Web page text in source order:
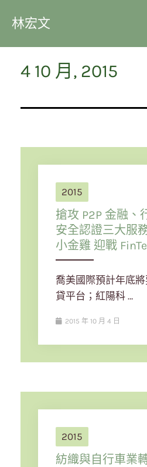
林宏文
4 10 月, 2015
2015
搶攻 P2P 金融、
安全認證三大服
小金雞 迎戰
喬美國際預計年底將
貸平台；紅陽科 …
2015 年 10 月 4 日
2015
紡織與自行車業